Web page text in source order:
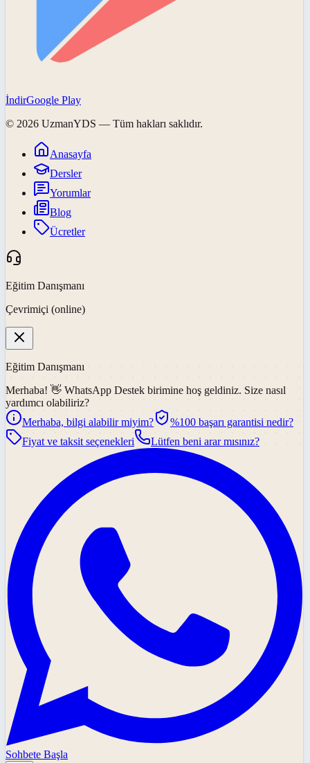
İndirGoogle Play
© 2026 UzmanYDS — Tüm hakları saklıdır.
Anasayfa
Dersler
Yorumlar
Blog
Ücretler
Eğitim Danışmanı
Çevrimiçi (online)
Eğitim Danışmanı
Merhaba! 👋 WhatsApp Destek birimine hoş geldiniz. Size nasıl
yardımcı olabiliriz?
Merhaba, bilgi alabilir miyim?
%100 başarı garantisi nedir?
Fiyat ve taksit seçenekleri
Lütfen beni arar mısınız?
Sohbete Başla